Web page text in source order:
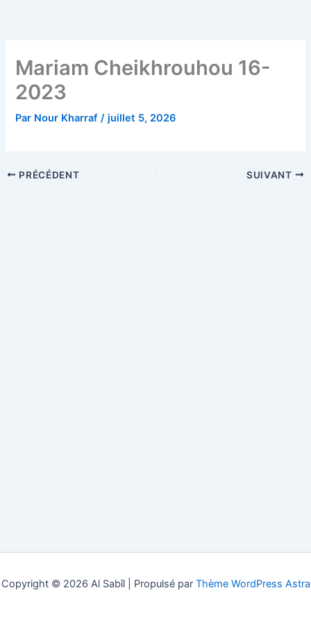
Mariam Cheikhrouhou 16-
2023
Par Nour Kharraf/ juillet 5, 2026
PRÉCÉDENT SUIVANT
Copyright © 2026 Al Sabîl | Propulsé par Thème WordPress Astra